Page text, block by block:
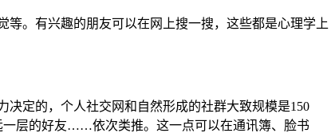
等。有兴趣的朋友可以在网上搜一搜，这些都是心理学上
定的，个人社交网和自然形成的社群大致规模是150
一层的好友……依次类推。这一点可以在通讯簿、脸书